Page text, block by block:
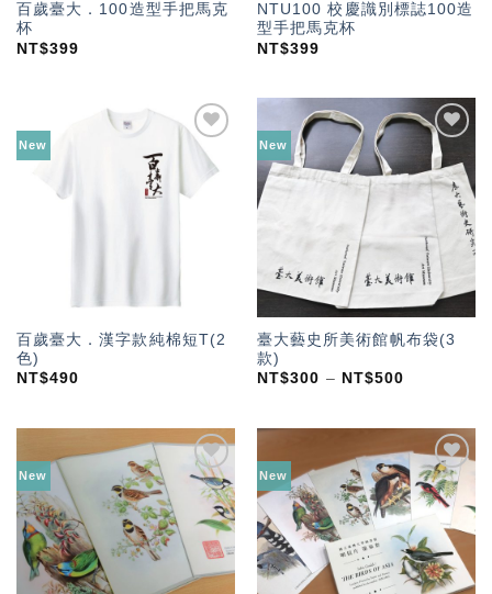
百歲臺大．100造型手把馬克
杯
NT$399
NTU100 校慶識別標誌100造
型手把馬克杯
NT$399
New
加入
「願
百歲臺大．漢字款純棉短T(2
色)
NT$490
New
加入
「願
望輕
單」
臺大藝史所美術館帆布袋(3
款)
NT$300 – NT$500
New
加入
「願
望輕
單」
New
加入
「願
單」